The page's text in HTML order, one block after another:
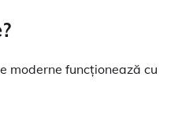
moderne funcționează cu